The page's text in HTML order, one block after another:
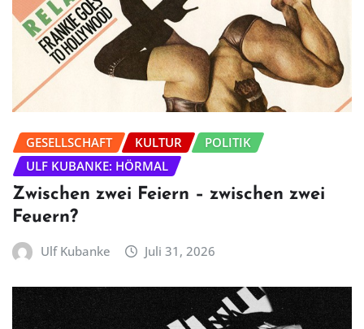
GESELLSCHAFT KULTUR
POLITIK
ULF KUBANKE: HÖRMAL
Zwischen zwei Feiern – zwischen zwei
Feuern?
Ulf Kubanke Juli 31, 2026